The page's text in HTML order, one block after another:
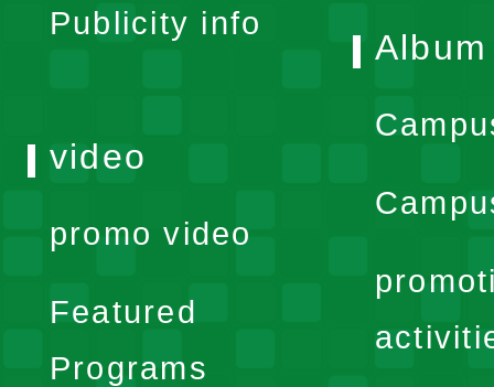
Publicity info
Album
video
promo video
Featured
Programs